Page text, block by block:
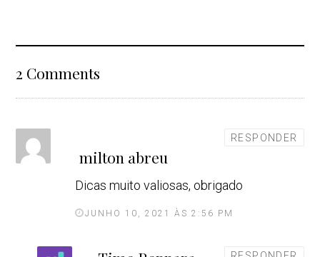
2 Comments
milton abreu
s
JUNHO 10, 2021 ÀS 2:56 PM
Dicas muito valiosas, obrigado
RESPONDER